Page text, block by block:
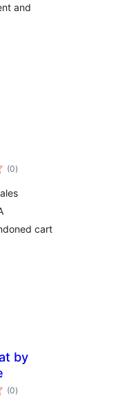
and
(0전
체
점
)
cart
by
(0전
체)